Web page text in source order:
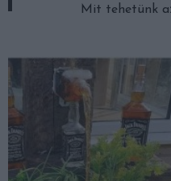
Mit tehetünk